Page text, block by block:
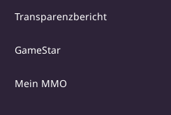
Transparenzbericht
GameStar
Mein MMO